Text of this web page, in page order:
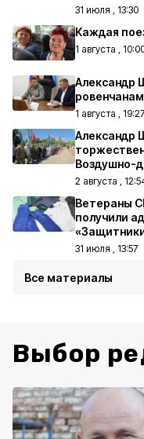
31 июля , 13:30
Каждая
1 августа ,
Александр
1 августа , 19:27
Александр
Воздушно-
2 августа ,
Ветераны
получили
31 июля , 13:57
Все материалы
Выбор